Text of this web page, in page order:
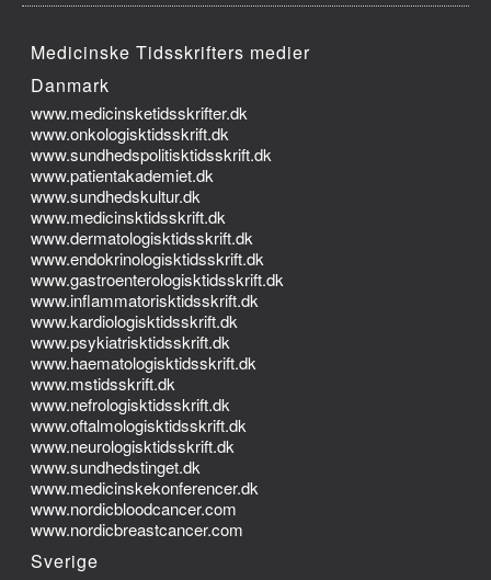
Medicinske Tidsskrifters medier
Danmark
www.medicinsketidsskrifter.dk
www.onkologisktidsskrift.dk
www.sundhedspolitisktidsskrift.dk
www.patientakademiet.dk
www.sundhedskultur.dk
www.medicinsktidsskrift.dk
www.dermatologisktidsskrift.dk
www.endokrinologisktidsskrift.dk
www.gastroenterologisktidsskrift.dk
www.inflammatorisktidsskrift.dk
www.kardiologisktidsskrift.dk
www.psykiatrisktidsskrift.dk
www.haematologisktidsskrift.dk
www.mstidsskrift.dk
www.nefrologisktidsskrift.dk
www.oftalmologisktidsskrift.dk
www.neurologisktidsskrift.dk
www.sundhedstinget.dk
www.medicinskekonferencer.dk
www.nordicbloodcancer.com
www.nordicbreastcancer.com
Sverige